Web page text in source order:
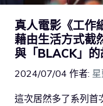
真人電影《工作
藉由生活方式截
與「BLACK」的
2024/07/04 作者:
這次居然多了系列首